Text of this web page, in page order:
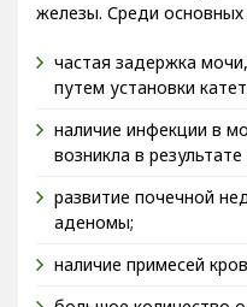
железы. Среди
частая задержка
путем установки
наличие инфекции в
возникла в
развитие почечной
аденомы;
наличие примесей